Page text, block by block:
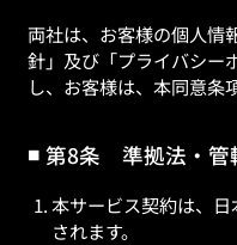
両社は、お客様の個人情
針」及び「プライバシー
し、お客様は、本同意条
第8条 準拠法・管
本サービス契約は、
されます。